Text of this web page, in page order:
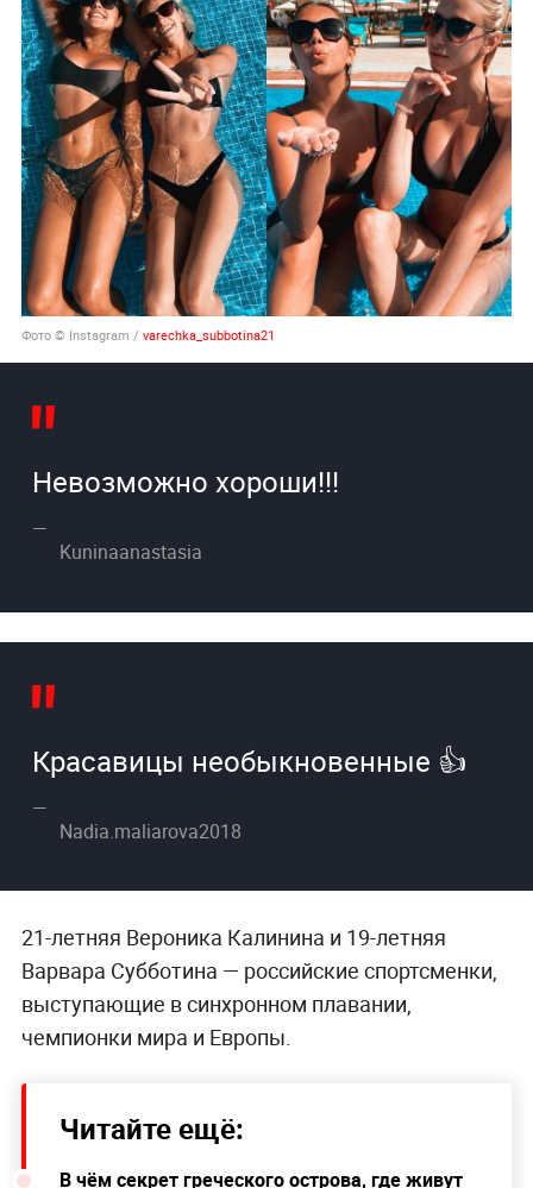
Фото © Instagram / varechka_subbotina21
Невозможно хороши!!!
Kuninaanastasia
Красавицы необыкновенные 👍
Nadia.maliarova2018
21-летняя Вероника Калинина и 19-летняя
Варвара Субботина — российские спортсменки,
выступающие в синхронном плавании,
чемпионки мира и Европы.
Читайте ещё:
В чём секрет греческого острова, где живут